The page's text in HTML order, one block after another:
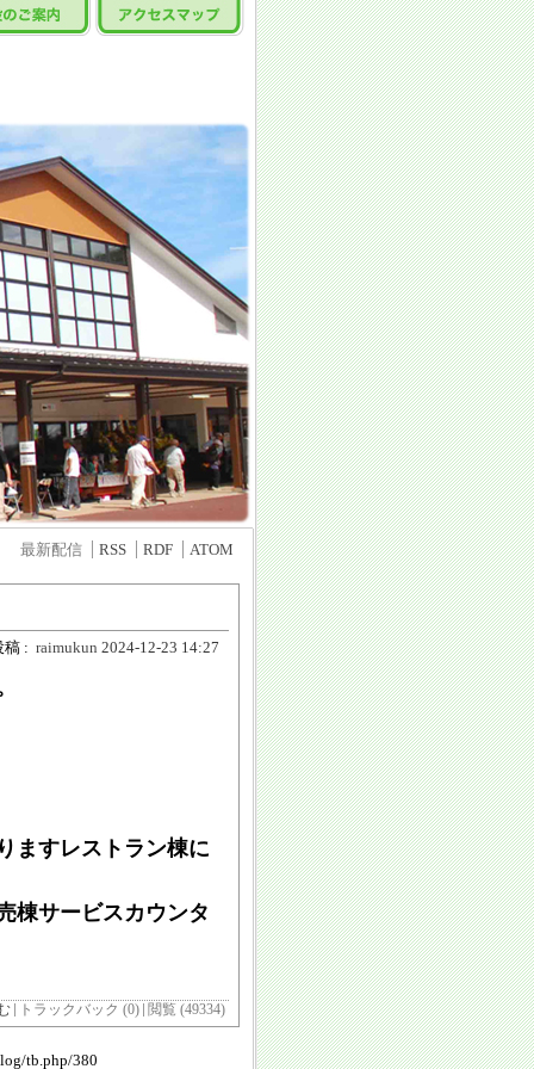
最新配信 RSS RDF ATOM
稿 : raimukun 2024-12-23 14:27
ますレストラン棟に
棟サービスカウンタ
トラックバック (0) 閲覧 (49334)
tb.php/380